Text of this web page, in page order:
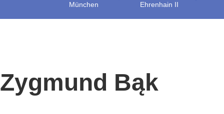
München
Ehrenhain II
Zygmund Bąk